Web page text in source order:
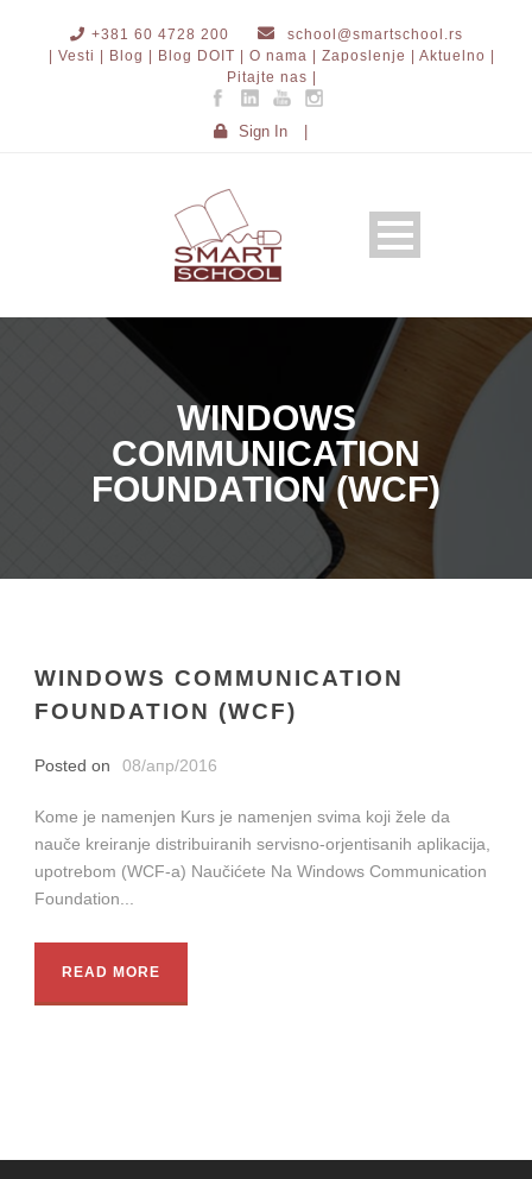
+381 60 4728 200
school@smartschool.rs
| Vesti |
Blog | Blog DOIT | O nama | Zaposlenje |
Aktuelno |
Pitajte nas |
Sign In
WINDOWS
COMMUNICATION
FOUNDATION (WCF)
WINDOWS COMMUNICATION
FOUNDATION (WCF)
Posted on 08/апр/2016
Kome je namenjen Kurs je namenjen svima koji žele da
nauče kreiranje distribuiranih servisno-orjentisanih aplikacija,
upotrebom (WCF-a) Naučićete Na Windows Communication
Foundation...
READ MORE